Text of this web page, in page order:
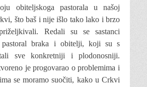
obitelj­skoga pastorala u našoj
što baš i nije išlo tako lako i brzo
Redali su se sastanci
pastoral braka i obitelji, koji su s
sve konkretniji i plodonosniji.
je progovarao o problemima i
se moramo suočiti, kako u Crkvi